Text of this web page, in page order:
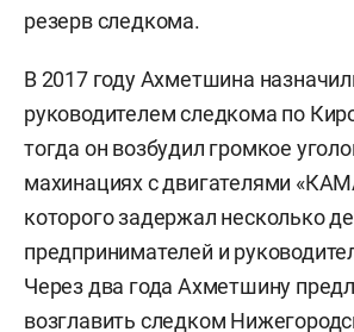
резерв следкома.
В 2017 году Ахметшина
руководителем следкома по
тогда он возбудил громкое
махинациях с двигателями
которого задержал несколько
предпринимателей и
Через два года Ахметшину
возглавить следком